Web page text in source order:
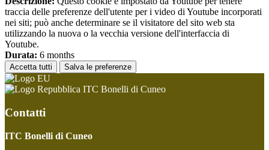
traccia delle preferenze dell'utente per i video di Youtube incorporati
nei siti; può anche determinare se il visitatore del sito web sta
utilizzando la nuova o la vecchia versione dell'interfaccia di
Youtube.
Durata: 6 months
Accetta tutti Salva le preferenze
ITC Bonelli di Cuneo
Contatti
ITC Bonelli di Cuneo